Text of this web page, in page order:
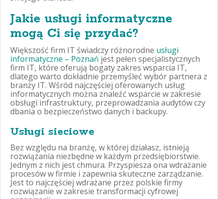
Jakie usługi informatyczne
mogą Ci się przydać?
Większość firm IT świadczy różnorodne usługi
informatyczne – Poznań jest pełen specjalistycznych
firm IT, które oferują bogaty zakres wsparcia IT,
dlatego warto dokładnie przemyśleć wybór partnera z
branży IT. Wśród najczęściej oferowanych usług
informatycznych można znaleźć wsparcie w zakresie
obsługi infrastruktury, przeprowadzania audytów czy
dbania o bezpieczeństwo danych i backupy.
Usługi sieciowe
Bez względu na branżę, w której działasz, istnieją
rozwiązania niezbędne w każdym przedsiębiorstwie.
Jednym z nich jest chmura. Przyspiesza ona wdrażanie
procesów w firmie i zapewnia skuteczne zarządzanie.
Jest to najczęściej wdrażane przez polskie firmy
rozwiązanie w zakresie transformacji cyfrowej